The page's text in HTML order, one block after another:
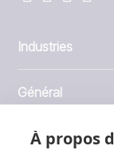
À propos
Industries
Général
Entreprise